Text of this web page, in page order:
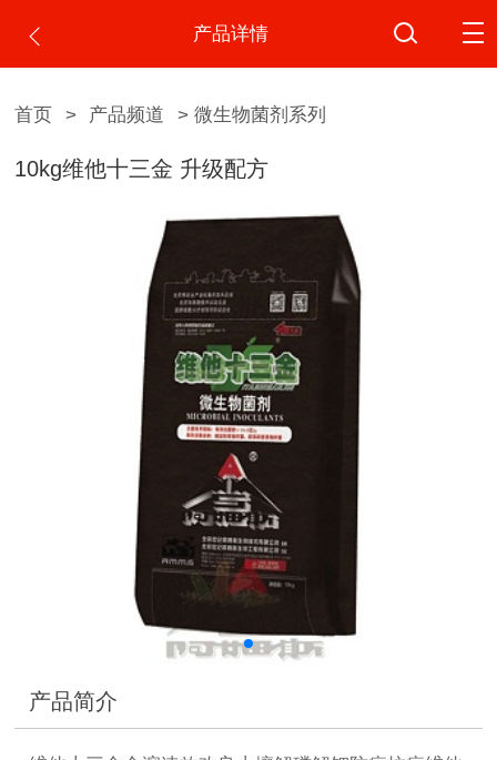
产品详情
首页 > 产品频道 > 微生物菌剂系列
10kg维他十三金 升级配方
产品简介